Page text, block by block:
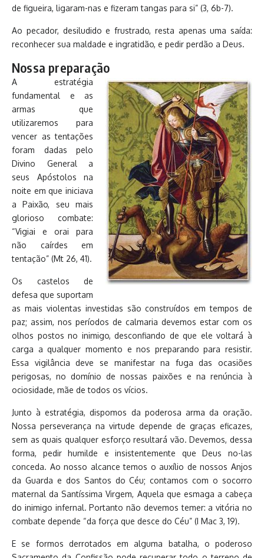
de figueira, ligaram-nas e fizeram tangas para si” (3, 6b-7).
Ao pecador, desiludido e frustrado, resta apenas uma saída:
reconhecer sua maldade e ingratidão, e pedir perdão a Deus.
Nossa preparação
A estratégia
fundamental e as
armas que
utilizaremos para
vencer as tentações
foram dadas pelo
Divino General a
seus Apóstolos na
noite em que iniciava
a Paixão, seu mais
glorioso combate:
“Vigiai e orai para
não caírdes em
tentação” (Mt 26, 41).
Os castelos de
defesa que suportam
as mais violentas investidas são construídos em tempos de
paz; assim, nos períodos de calmaria devemos estar com os
olhos postos no inimigo, desconfiando de que ele voltará à
carga a qualquer momento e nos preparando para resistir.
Essa vigilância deve se manifestar na fuga das ocasiões
perigosas, no domínio de nossas paixões e na renúncia à
ociosidade, mãe de todos os vícios.
Junto à estratégia, dispomos da poderosa arma da oração.
Nossa perseverança na virtude depende de graças eficazes,
sem as quais qualquer esforço resultará vão. Devemos, dessa
forma, pedir humilde e insistentemente que Deus no-las
conceda. Ao nosso alcance temos o auxílio de nossos Anjos
da Guarda e dos Santos do Céu; contamos com o socorro
maternal da Santíssima Virgem, Aquela que esmaga a cabeça
do inimigo infernal. Portanto não devemos temer: a vitória no
combate depende “da força que desce do Céu” (I Mac 3, 19).
E se formos derrotados em alguma batalha, o poderoso